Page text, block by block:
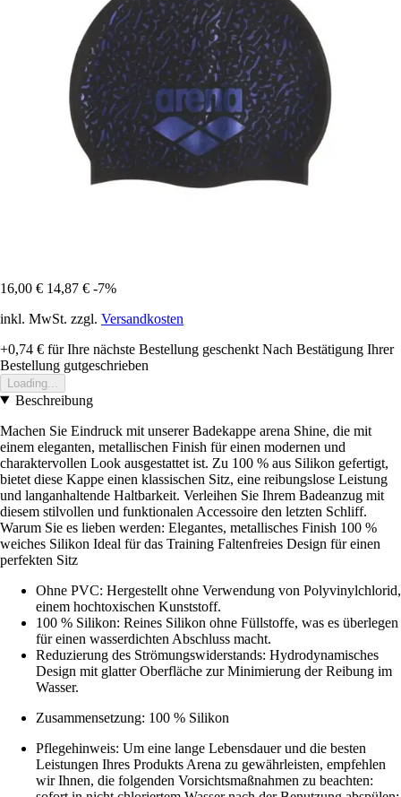
16,00 € 14,87 € -7%
inkl. MwSt. zzgl. Versandkosten
+0,74 € für Ihre nächste Bestellung geschenkt Nach Bestätigung Ihrer
Bestellung gutgeschrieben
Loading...
Beschreibung
Machen Sie Eindruck mit unserer Badekappe arena Shine, die mit
einem eleganten, metallischen Finish für einen modernen und
charaktervollen Look ausgestattet ist. Zu 100 % aus Silikon gefertigt,
bietet diese Kappe einen klassischen Sitz, eine reibungslose Leistung
und langanhaltende Haltbarkeit. Verleihen Sie Ihrem Badeanzug mit
diesem stilvollen und funktionalen Accessoire den letzten Schliff.
Warum Sie es lieben werden: Elegantes, metallisches Finish 100 %
weiches Silikon Ideal für das Training Faltenfreies Design für einen
perfekten Sitz
Ohne PVC: Hergestellt ohne Verwendung von Polyvinylchlorid,
einem hochtoxischen Kunststoff.
100 % Silikon: Reines Silikon ohne Füllstoffe, was es überlegen
für einen wasserdichten Abschluss macht.
Reduzierung des Strömungswiderstands: Hydrodynamisches
Design mit glatter Oberfläche zur Minimierung der Reibung im
Wasser.
Zusammensetzung: 100 % Silikon
Pflegehinweis: Um eine lange Lebensdauer und die besten
Leistungen Ihres Produkts Arena zu gewährleisten, empfehlen
wir Ihnen, die folgenden Vorsichtsmaßnahmen zu beachten: